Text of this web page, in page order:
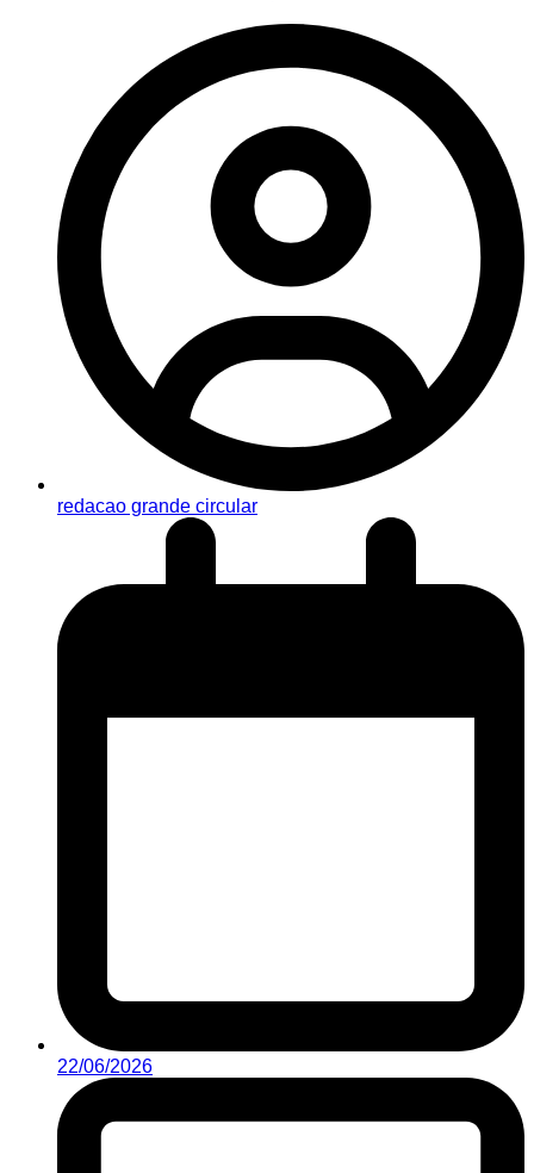
redacao grande circular
22/06/2026